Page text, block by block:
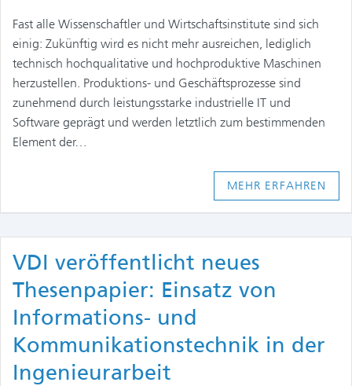
Fast alle Wissenschaftler und Wirtschaftsinstitute sind sich
einig: Zukünftig wird es nicht mehr ausreichen, lediglich
technisch hochqualitative und hochproduktive Maschinen
herzustellen. Produktions- und Geschäftsprozesse sind
zunehmend durch leistungsstarke industrielle IT und
Software geprägt und werden letztlich zum bestimmenden
Element der…
MEHR ERFAHREN
VDI veröffentlicht neues
Thesenpapier: Einsatz von
Informations- und
Kommunikationstechnik in der
Ingenieurarbeit